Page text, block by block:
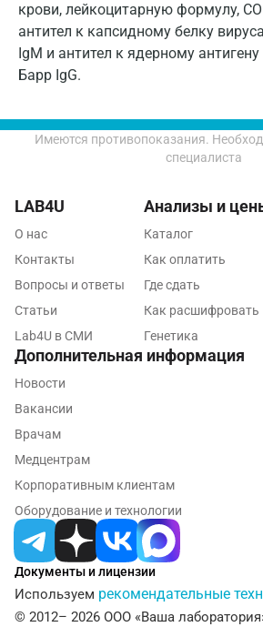
крови, лейкоцитарную формулу,
антител к капсидному белку
IgM и антител к ядерному
Барр IgG.
Красноярск
Курск
Лабинск
Липецк
Мурино
Мытищи
Набережные Челны
Наро-Фоминск
Новокузнецк
Новороссийск
Новосибирск
Ногинск
Имеются противопоказания.
специалиста
Документы и лицензии
Используем рекомендательные
© 2012– 2026 ООО «Ваша
LAB4U
О нас
Контакты
Вопросы и ответы
Статьи
Lab4U в СМИ
Анализы и
Каталог
Как оплатить
Где сдать
Как расшифровать
Генетика
Дополнительная информация
Новости
Вакансии
Врачам
Медцентрам
Корпоративным клиентам
Оборудование и технологии